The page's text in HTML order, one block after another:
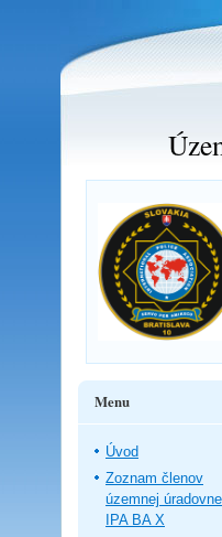
Menu
Úvod
Zoznam členov
územnej úradovne
IPA BA X